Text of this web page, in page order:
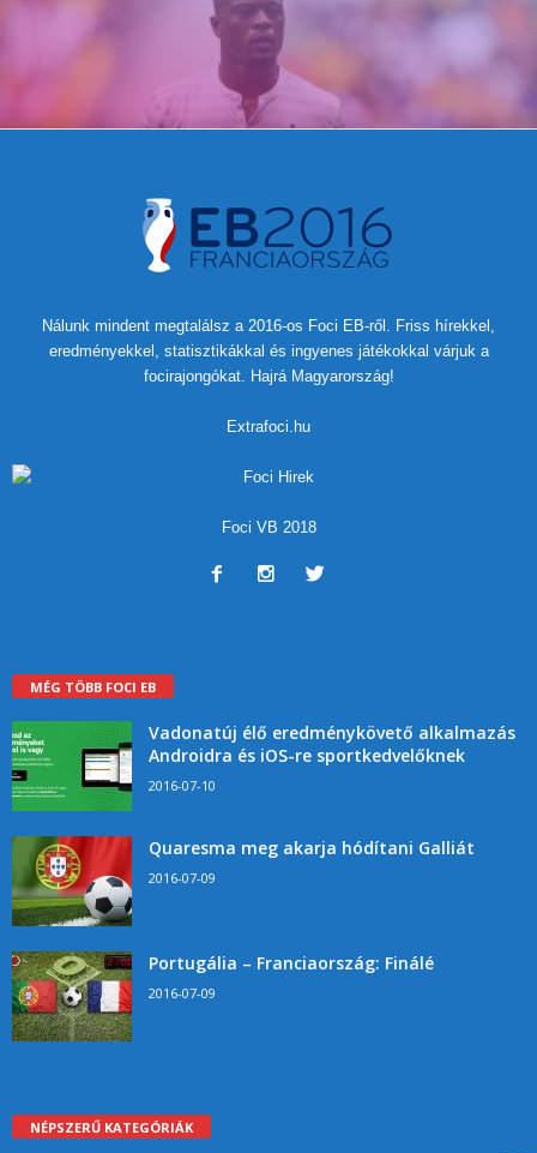
Nálunk mindent megtalálsz a 2016-os Foci EB-ről. Friss hírekkel,
eredményekkel, statisztikákkal és ingyenes játékokkal várjuk a
focirajongókat. Hajrá Magyarország!
Extrafoci.hu
Foci VB 2018
MÉG TÖBB FOCI EB
Vadonatúj élő eredménykövető alkalmazás
Androidra és iOS-re sportkedvelőknek
2016-07-10
Quaresma meg akarja hódítani Galliát
2016-07-09
Portugália – Franciaország: Finálé
2016-07-09
NÉPSZERŰ KATEGÓRIÁK